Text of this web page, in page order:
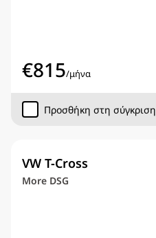
€815/μήνα
Προσθήκη στη σύγκριση
VW T-Cross
More DSG